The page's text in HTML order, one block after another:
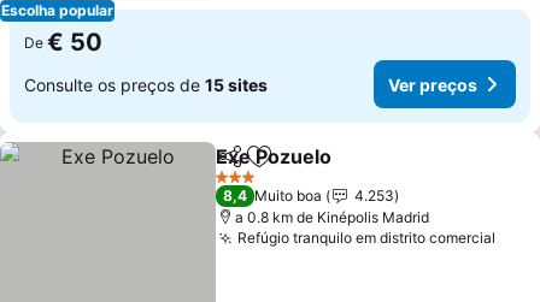
Escolha popular
De € 50
Consulte os preços de 15 sites Ver preços
PartilharAdicionar aos favoritos
Exe Pozuelo
3 Estrelas
8,4 Muito boa
4.253
a 0.8 km de Kinépolis Madrid
Refúgio tranquilo em distrito comercial